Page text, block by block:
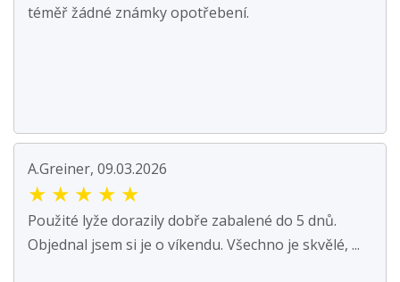
téměř žádné známky opotřebení.
A.Greiner, 09.03.2026
★ ★ ★ ★ ★
Použité lyže dorazily dobře zabalené do 5 dnů.
Objednal jsem si je o víkendu. Všechno je skvělé, ...